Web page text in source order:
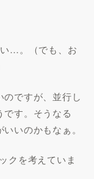
…。（でも、お
ですが、並行し
す。そうなる
いのかもなぁ。
クを考えていま